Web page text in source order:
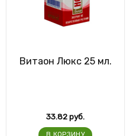
Витаон Люкс 25 мл.
33.82руб.
В КОРЗИНУ